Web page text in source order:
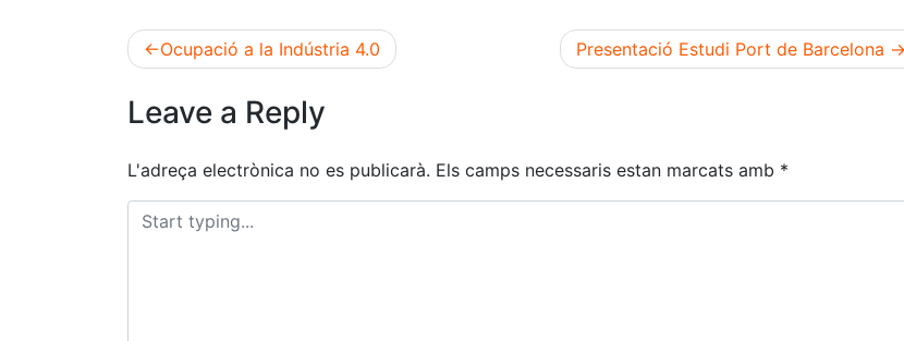
Navegació
d'entrades
Ocupació a la Indústria 4.0 Presentació Estudi Port de Barcelona
Leave a Reply
L'adreça electrònica no es publicarà. Els camps necessaris estan marcats amb *